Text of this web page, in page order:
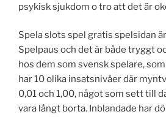
psykisk sjukdom o tro att det är
Spela slots spel gratis spelsidan
Spelpaus och det är både tryggt
hos dem som svensk spelare,
har 10 olika insatsnivåer där
0,01 och 1,00, något som sett till
vara långt borta. Inblandade har